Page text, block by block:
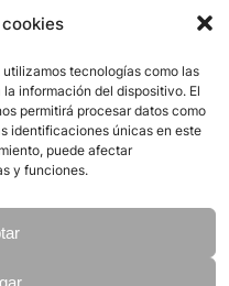
tecnologías como las
información del dispositivo. El
permitirá procesar datos como
identificaciones únicas en este
puede afectar
y funciones.